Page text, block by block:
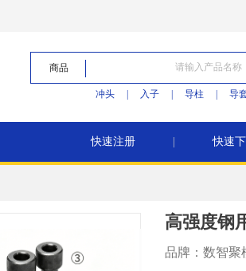
商品
冲头 入子 导柱 导
快速注册 快速
高强度钢
品牌： 数智聚